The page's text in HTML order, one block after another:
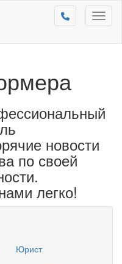
новости
по своей
легко!
Юрист